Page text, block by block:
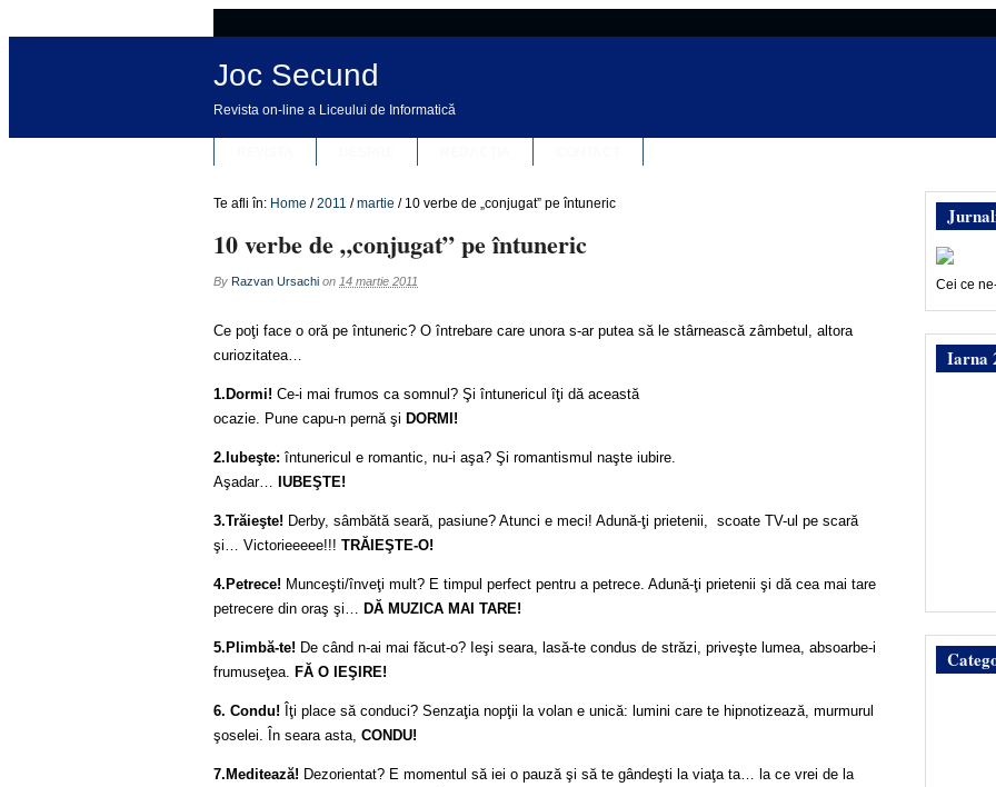
Joc Secund
Revista on-line a Liceului de Informatică
Te afli în: Home / 2011 / martie / 10 verbe de „conjugat” pe întuneric
10 verbe de „conjugat” pe întuneric
By Razvan Ursachi on 14 martie 2011
Ce poţi face o oră pe întuneric? O întrebare care unora s-ar putea să le stârnească zâmbetul, altora
curiozitatea…
1.Dormi! Ce-i mai frumos ca somnul? Şi întunericul îţi dă această
ocazie. Pune capu-n pernă şi DORMI!
2.Iubeşte: întunericul e romantic, nu-i aşa? Şi romantismul naşte iubire.
Aşadar… IUBEŞTE!
3.Trăieşte! Derby, sâmbătă seară, pasiune? Atunci e meci! Adună-ţi prietenii, scoate TV-ul pe scară
şi… Victorieeeee!!! TRĂIEŞTE-O!
4.Petrece! Munceşti/înveţi mult? E timpul perfect pentru a petrece. Adună-ţi prietenii şi dă cea mai tare
petrecere din oraş şi… DĂ MUZICA MAI TARE!
5.Plimbă-te! De când n-ai mai făcut-o? Ieşi seara, lasă-te condus de străzi, priveşte lumea, absoarbe-i
frumuseţea. FĂ O IEŞIRE!
6. Condu! Îţi place să conduci? Senzaţia nopţii la volan e unică: lumini care te hipnotizează, murmurul
şoselei. În seara asta, CONDU!
7.Meditează! Dezorientat? E momentul să iei o pauză şi să te gândeşti la viaţa ta… la ce vrei de la
Cei ce
Iarna